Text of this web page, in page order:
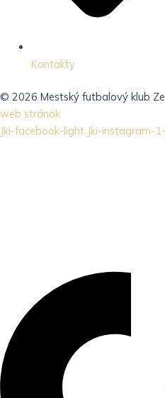
Kontakty
© 2026 Mestský futbalový klub
web stránok
Jki-facebook-light Jki-instagram-